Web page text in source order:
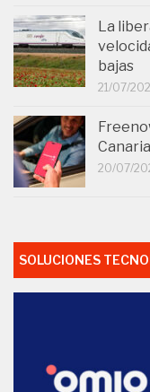
La
bajas
21/07/
20/07/
SOLUCIONES